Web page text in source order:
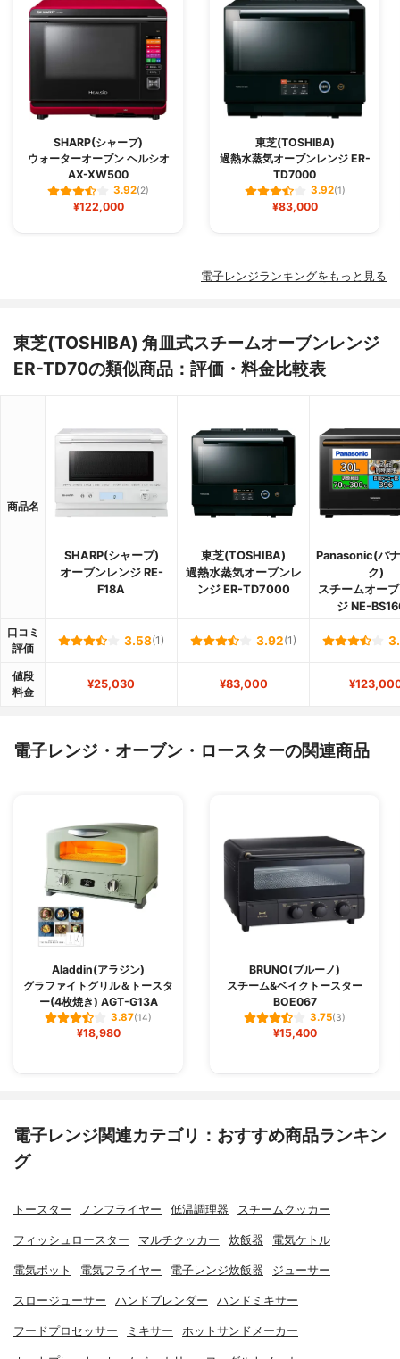
SHARP(シャープ)
ウォーターオーブン ヘルシオ
AX-XW500
3.92(2)
¥122,000
東芝(TOSHIBA)
過熱水蒸気オーブンレンジ ER-
TD7000
3.92(1)
¥83,000
電子レンジランキングをもっと見る
東芝(TOSHIBA) 角皿式スチームオーブンレンジ
ER-TD70の類似商品：評価・料金比較表
商品名
SHARP(シャープ)
オーブンレンジ RE-
F18A
東芝(TOSHIBA)
過熱水蒸気オーブンレ
ンジ ER-TD7000
Panasonic(パ
ク)
スチームオー
ジ NE-
口コミ
評価
3.58(1) 3.92(1)
値段
料金
¥25,030 ¥83,000
電子レンジ・オーブン・ロースターの関連商品
Aladdin(アラジン)
グラファイトグリル＆トースタ
ー(4枚焼き) AGT-G13A
3.87(14)
¥18,980
BRUNO(ブルーノ)
スチーム&ベイクトースター
BOE067
3.75(3)
¥15,400
電子レンジ関連カテゴリ：おすすめ商品ランキン
グ
トースター ノンフライヤー 低温調理器 スチームクッカー
フィッシュロースター マルチクッカー 炊飯器 電気ケトル
電気ポット 電気フライヤー 電子レンジ炊飯器 ジューサー
スロージューサー ハンドブレンダー ハンドミキサー
フードプロセッサー ミキサー ホットサンドメーカー